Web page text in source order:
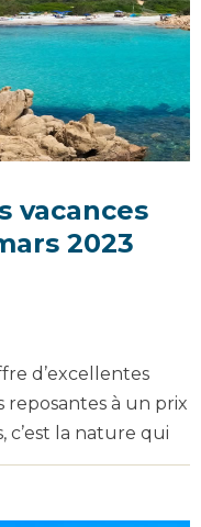
vacances
2023
d’excellentes
à un prix
c’est la nature qui